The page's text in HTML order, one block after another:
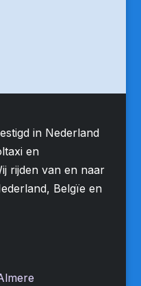
in Nederland
en
rijden van en naar
Belgïe en